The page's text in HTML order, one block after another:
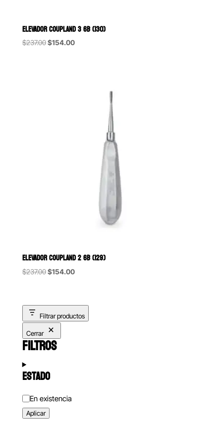
ELEVADOR COUPLAND 3 6B (130)
$237.00Original
$154.00Current
ELEVADOR COUPLAND 2 6B (129)
$237.00Original
$237.00.
$154.00Current
$154.00.
Filtrar productos
Cerrar
FILTROS
ESTADO
Estado
En existencia
Aplicar